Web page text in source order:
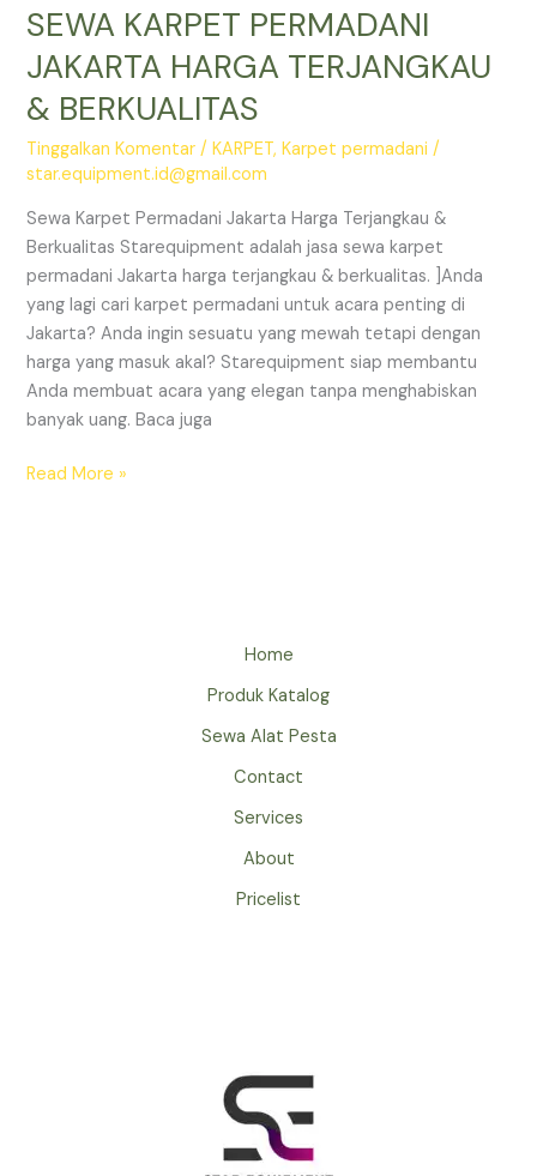
SEWA KARPET PERMADANI
JAKARTA HARGA TERJANGKAU
& BERKUALITAS
Tinggalkan Komentar /KARPET,Karpet permadani /
star.equipment.id@gmail.com
Sewa Karpet Permadani Jakarta Harga Terjangkau &
Berkualitas Starequipment adalah jasa sewa karpet
permadani Jakarta harga terjangkau & berkualitas. ]Anda
yang lagi cari karpet permadani untuk acara penting di
Jakarta? Anda ingin sesuatu yang mewah tetapi dengan
harga yang masuk akal? Starequipment siap membantu
Anda membuat acara yang elegan tanpa menghabiskan
banyak uang. Baca juga
SEWA
Read More »
Home
Produk Katalog
Sewa Alat Pesta
Contact
Services
About
Pricelist